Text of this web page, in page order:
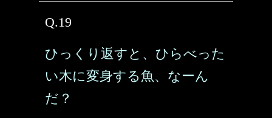
Q.19
ひっくり返すと、ひらべった
い木に変身する魚、なーん
だ？